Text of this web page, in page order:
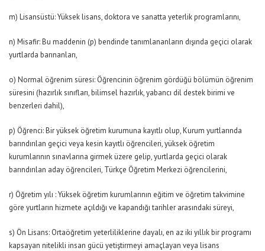
m) Lisansüstü: Yüksek lisans, doktora ve sanatta yeterlik programlarını,
n) Misafir: Bu maddenin (p) bendinde tanımlananların dışında geçici olarak
yurtlarda barınanları,
o) Normal öğrenim süresi: Öğrencinin öğrenim gördüğü bölümün öğrenim
süresini (hazırlık sınıfları, bilimsel hazırlık, yabancı dil destek birimi ve
benzerleri dahil),
p) Öğrenci: Bir yüksek öğretim kurumuna kayıtlı olup, Kurum yurtlarında
barındırılan geçici veya kesin kayıtlı öğrencileri, yüksek öğretim
kurumlarının sınavlarına girmek üzere gelip, yurtlarda geçici olarak
barındırılan aday öğrencileri, Türkçe Öğretim Merkezi öğrencilerini,
r) Öğretim yılı : Yüksek öğretim kurumlarının eğitim ve öğretim takvimine
göre yurtların hizmete açıldığı ve kapandığı tarihler arasındaki süreyi,
s) Ön Lisans: Ortaöğretim yeterliliklerine dayalı, en az iki yıllık bir programı
kapsayan nitelikli insan gücü yetiştirmeyi amaçlayan veya lisans